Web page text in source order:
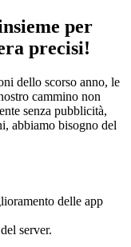
per
precisi!
dello scorso anno, le
cammino non
senza pubblicità,
abbiamo bisogno del
delle app
server.